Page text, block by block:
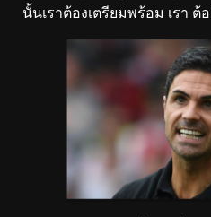
นั้นเราต้องเตรียมพร้อม เรา ต้